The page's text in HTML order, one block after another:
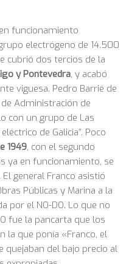
funcionamiento
electrógeno de 14.500
cubrió dos tercios de la
y Pontevedra, y acabó
viguesa. Pedro Barrié de
Administración de
con un grupo de Las
de Galicia”. Poco
1949, con el segundo
ya en funcionamiento, se
general Franco asistió
Públicas y Marina a la
por el NO-DO. Lo que no
fue la pancarta que los
la que ponía «Franco, el
quejaban del bajo precio al